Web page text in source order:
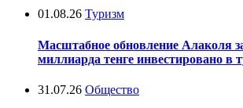
01.08.26 Туризм
Масштабное обновление Алаколя
миллиарда тенге инвестировано в
31.07.26 Общество